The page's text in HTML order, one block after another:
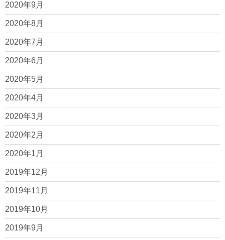
2020年9月
2020年8月
2020年7月
2020年6月
2020年5月
2020年4月
2020年3月
2020年2月
2020年1月
2019年12月
2019年11月
2019年10月
2019年9月